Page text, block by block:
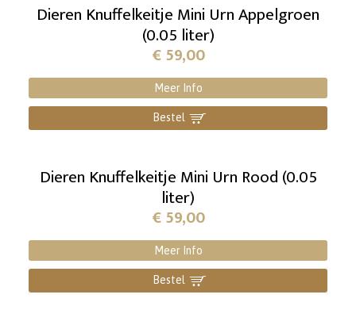
Dieren Knuffelkeitje Mini Urn Appelgroen
(0.05 liter)
€59,00
Meer Info
Bestel ]
Dieren Knuffelkeitje Mini Urn Rood (0.05
liter)
€59,00
Meer Info
Bestel ]